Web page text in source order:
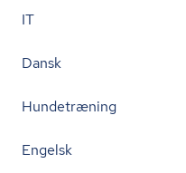
IT
Dansk
Hundetræning
Engelsk